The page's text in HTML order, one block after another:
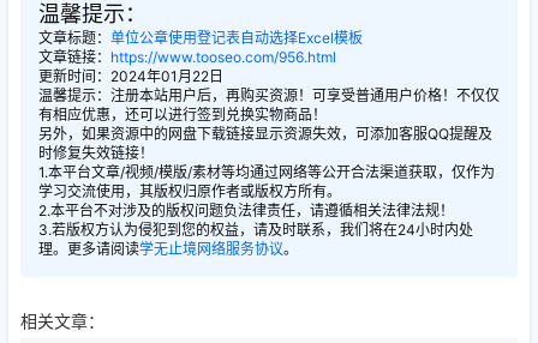
温馨提示：
文章标题： 单位公章使用登记表自动选择Excel模板
文章链接： https://www.tooseo.com/956.html
更新时间：2024年01月22日
温馨提示：注册本站用户后，再购买资源！可享受普通用户价格！不仅仅
有相应优惠，还可以进行签到兑换实物商品！
另外，如果资源中的网盘下载链接显示资源失效，可添加客服QQ提醒及
时修复失效链接！
1.本平台文章/视频/模版/素材等均通过网络等公开合法渠道获取，仅作为
学习交流使用，其版权归原作者或版权方所有。
2.本平台不对涉及的版权问题负法律责任，请遵循相关法律法规！
3.若版权方认为侵犯到您的权益，请及时联系，我们将在24小时内处
理。更多请阅读学无止境网络服务协议。
相关文章：